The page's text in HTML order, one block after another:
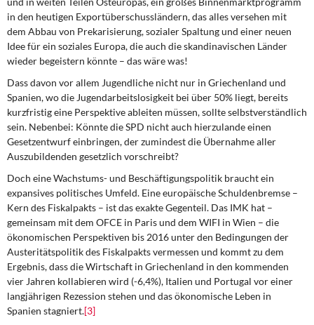
in den heutigen Exportüberschussländern, das alles versehen mit
dem Abbau von Prekarisierung, sozialer Spaltung und einer neuen
Idee für ein soziales Europa, die auch die skandinavischen Länder
wieder begeistern könnte – das wäre was!
Dass davon vor allem Jugendliche nicht nur in Griechenland und
Spanien, wo die Jugendarbeitslosigkeit bei über 50% liegt, bereits
kurzfristig eine Perspektive ableiten müssen, sollte selbstverständlich
sein. Nebenbei: Könnte die SPD nicht auch hierzulande einen
Gesetzentwurf einbringen, der zumindest die Übernahme aller
Auszubildenden gesetzlich vorschreibt?
Doch eine Wachstums- und Beschäftigungspolitik braucht ein
expansives politisches Umfeld. Eine europäische Schuldenbremse –
Kern des Fiskalpakts – ist das exakte Gegenteil. Das IMK hat –
gemeinsam mit dem OFCE in Paris und dem WIFI in Wien – die
ökonomischen Perspektiven bis 2016 unter den Bedingungen der
Austeritätspolitik des Fiskalpakts vermessen und kommt zu dem
Ergebnis, dass die Wirtschaft in Griechenland in den kommenden
vier Jahren kollabieren wird (-6,4%), Italien und Portugal vor einer
langjährigen Rezession stehen und das ökonomische Leben in
Spanien stagniert.[3]